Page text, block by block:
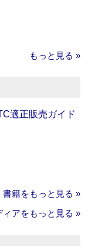
もっと見る »
適正販売ガイド
書籍をもっと見る »
ィアをもっと見る »